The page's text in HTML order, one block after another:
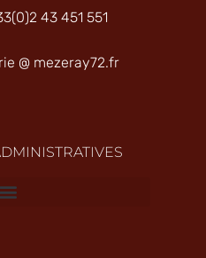
43 451 551
@ mezeray72.fr